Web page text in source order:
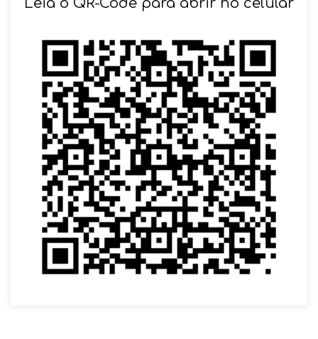
Leia o QR-Code para abrir no celular